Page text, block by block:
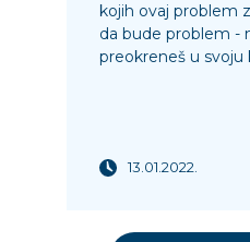
kojih ovaj problem
da bude problem -
preokreneš u svoju
13.01.2022.